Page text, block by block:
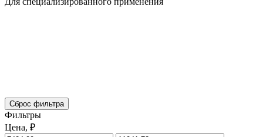
Сброс фильтра
Фильтры
Цена, ₽